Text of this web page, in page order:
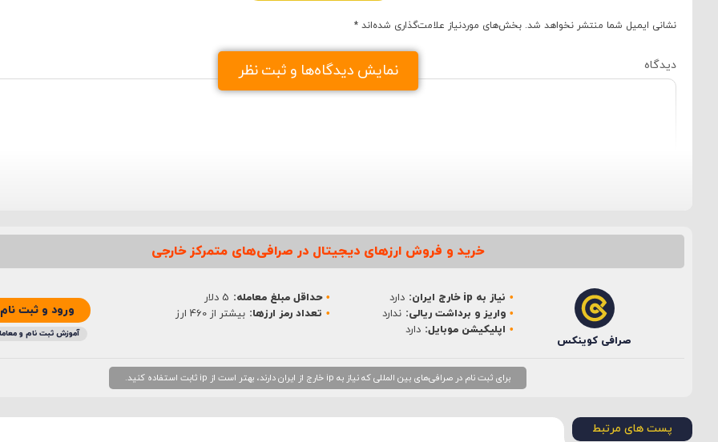
نمایش دیدگاه‌ها و ثبت نظر
نشانی ایمیل شما منتشر نخواهد شد. بخش‌های موردنیاز علامت‌گذاری شده‌اند *
نام*
خرید و فروش ارزهای دیجیتال در صرافی‌های متمرکز خارجی
صرافی کوینکس
نیاز به ip خارج ایران:
دارد
واریز و برداشت ریالی: ندارد
اپلیکیشن موبایل: دارد
حداقل مبلغ معامله: 5 دلار
تعداد رمز ارزها: بیشتر از 460 ارز ورود و ثبت نام
آموزش ثبت نام و
برای ثبت نام در صرافی‌های بین المللی که نیاز به ip خارج از ایران دارند، بهتر است از ip ثابت استفاده کنید.
پست های مرتبط